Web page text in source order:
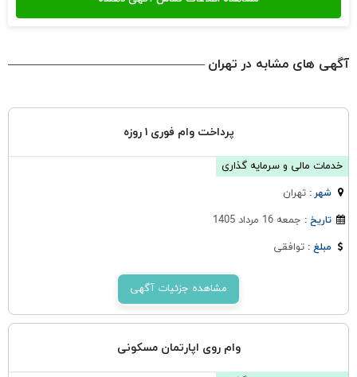
آگهی های مشابه در تهران
پرداخت وام فوری ۱ روزه
خدمات مالی و سرمایه گذاری
شهر :تهران
تاریخ : جمعه 16 مرداد 1405
مبلغ :توافقی
مشاهده جزئیات آگهی
وام روی اپارتمان مسکونی